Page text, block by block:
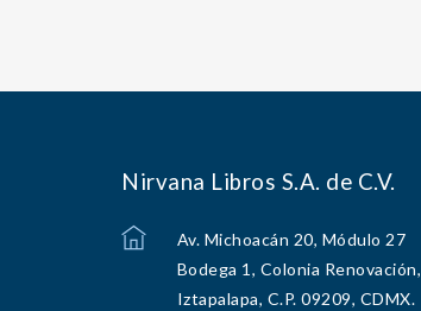
Nirvana Libros S.A. de C.V.
Av. Michoacán 20, Módulo 27
Bodega 1, Colonia Renovación,
Iztapalapa, C.P. 09209, CDMX.